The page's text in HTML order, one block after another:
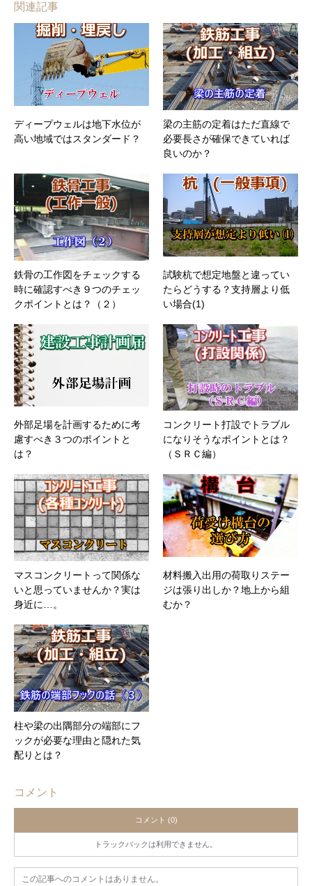
関連記事
ディープウェルは地下水位が
高い地域ではスタンダード？
梁の主筋の定着はただ直線で
必要長さが確保できていれば
良いのか？
鉄骨の工作図をチェックする
時に確認すべき９つのチェッ
クポイントとは？（２）
試験杭で想定地盤と違ってい
たらどうする？支持層より低
い場合(1)
外部足場を計画するために考
慮すべき３つのポイントと
は？
コンクリート打設でトラブル
になりそうなポイントとは？
（ＳＲＣ編）
マスコンクリートって関係な
いと思っていませんか？実は
身近に…。
材料搬入出用の荷取りステー
ジは張り出しか？地上から組
むか？
柱や梁の出隅部分の端部にフ
ックが必要な理由と隠れた気
配りとは？
コメント
コメント (0)
トラックバックは利用できません。
この記事へのコメントはありません。